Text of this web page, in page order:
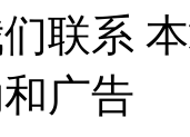
联系
广告